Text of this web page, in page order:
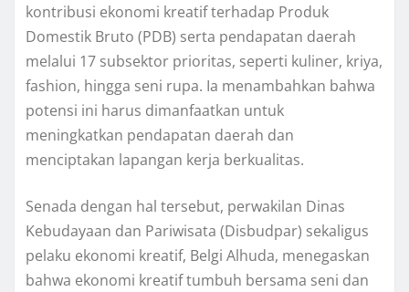
kontribusi ekonomi kreatif terhadap Produk
Domestik Bruto (PDB) serta pendapatan daerah
melalui 17 subsektor prioritas, seperti kuliner, kriya,
fashion, hingga seni rupa. Ia menambahkan bahwa
potensi ini harus dimanfaatkan untuk
meningkatkan pendapatan daerah dan
menciptakan lapangan kerja berkualitas.
Senada dengan hal tersebut, perwakilan Dinas
Kebudayaan dan Pariwisata (Disbudpar) sekaligus
pelaku ekonomi kreatif, Belgi Alhuda, menegaskan
bahwa ekonomi kreatif tumbuh bersama seni dan